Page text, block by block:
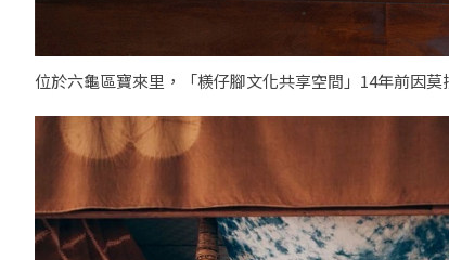
位於六龜區寶來里，「檨仔腳文化共享空間」14年前因